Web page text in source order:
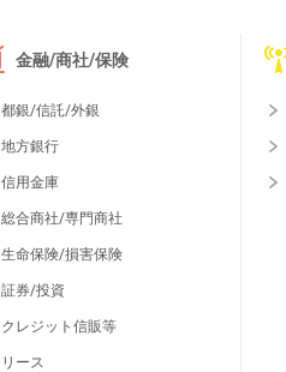
金融/商社/保険
都銀/信託/外銀
地方銀行
信用金庫
総合商社/専門商社
生命保険/損害保険
証券/投資
クレジット信販等
リース